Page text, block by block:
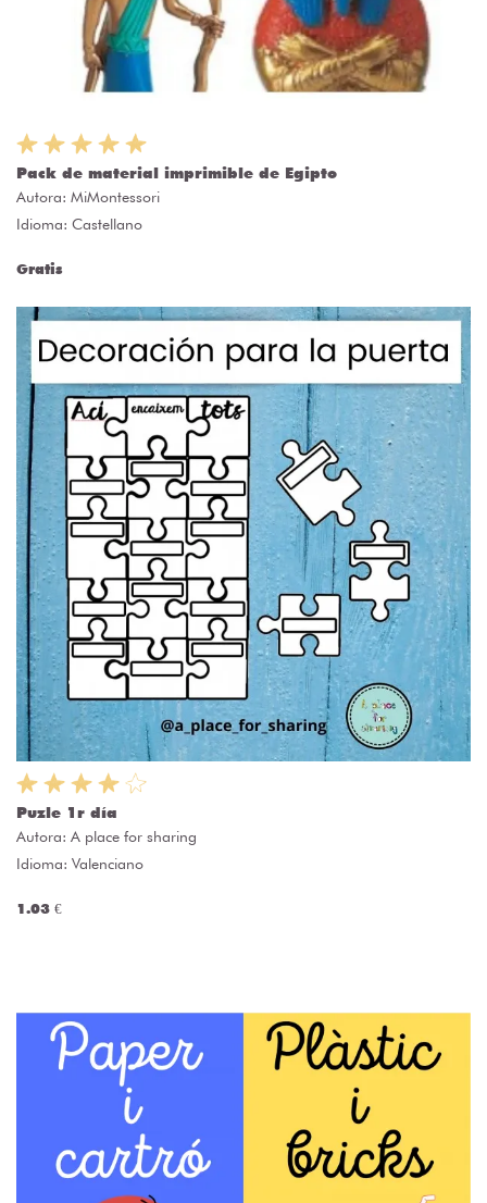
Pack de material imprimible de Egipto
Autora: MiMontessori
Idioma: Castellano
Gratis
Puzle 1r día
Autora: A place for sharing
Idioma: Valenciano
1.03 €